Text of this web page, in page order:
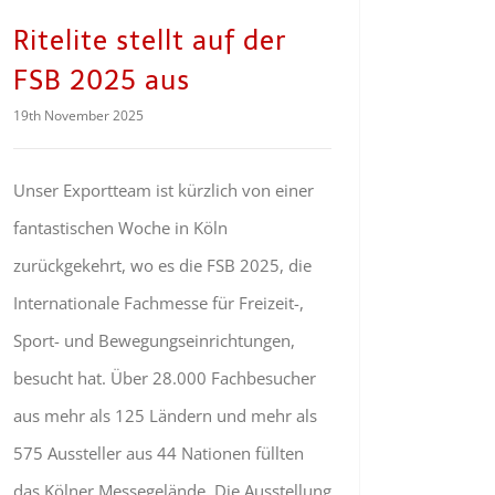
Ritelite stellt auf der
FSB 2025 aus
19th November 2025
Unser Exportteam ist kürzlich von einer
fantastischen Woche in Köln
zurückgekehrt, wo es die FSB 2025, die
Internationale Fachmesse für Freizeit-,
Sport- und Bewegungseinrichtungen,
besucht hat. Über 28.000 Fachbesucher
aus mehr als 125 Ländern und mehr als
575 Aussteller aus 44 Nationen füllten
das Kölner Messegelände. Die Ausstellung